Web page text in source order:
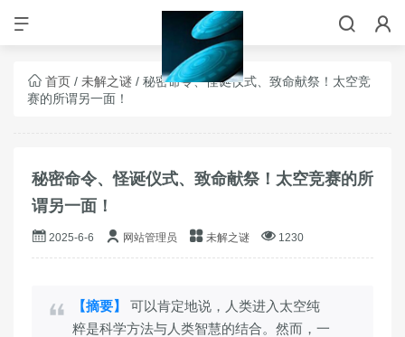
首页 / 未解之谜 / 秘密命令、怪诞仪式、致命献祭！太空竞
赛的所谓另一面！
秘密命令、怪诞仪式、致命献祭！太空竞赛的所
谓另一面！
2025-6-6 网站管理员 未解之谜 1230
【摘要】
可以肯定地说，人类进入太空纯
粹是科学方法与人类智慧的结合。然而，一